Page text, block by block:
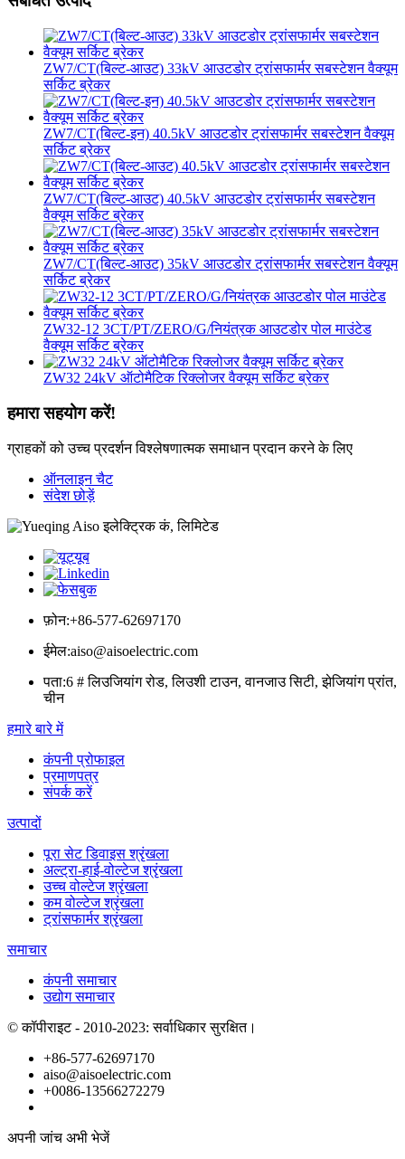
ZW7/CT(बिल्ट-आउट) 33kV आउटडोर ट्रांसफार्मर सबस्टेशन वैक्यूम
सर्किट ब्रेकर
ZW7/CT(बिल्ट-इन) 40.5kV आउटडोर ट्रांसफार्मर सबस्टेशन वैक्यूम
सर्किट ब्रेकर
ZW7/CT(बिल्ट-आउट) 40.5kV आउटडोर ट्रांसफार्मर सबस्टेशन
वैक्यूम सर्किट ब्रेकर
ZW7/CT(बिल्ट-आउट) 35kV आउटडोर ट्रांसफार्मर सबस्टेशन वैक्यूम
सर्किट ब्रेकर
ZW32-12 3CT/PT/ZERO/G/नियंत्रक आउटडोर पोल माउंटेड
वैक्यूम सर्किट ब्रेकर
ZW32 24kV ऑटोमैटिक रिक्लोजर वैक्यूम सर्किट ब्रेकर
हमारा सहयोग करें!
ग्राहकों को उच्च प्रदर्शन विश्लेषणात्मक समाधान प्रदान करने के लिए
ऑनलाइन चैट
संदेश छोड़ें
फ़ोन:+86-577-62697170
ईमेल:aiso@aisoelectric.com
पता:6 # लिउजियांग रोड, लिउशी टाउन, वानजाउ सिटी, झेजियांग प्रांत,
चीन
हमारे बारे में
कंपनी प्रोफाइल
प्रमाणपत्र
संपर्क करें
उत्पादों
पूरा सेट डिवाइस श्रृंखला
अल्ट्रा-हाई-वोल्टेज श्रृंखला
उच्च वोल्टेज श्रृंखला
कम वोल्टेज श्रृंखला
ट्रांसफार्मर श्रृंखला
समाचार
कंपनी समाचार
उद्योग समाचार
© कॉपीराइट - 2010-2023: सर्वाधिकार सुरक्षित।
+86-577-62697170
aiso@aisoelectric.com
+0086-13566272279
अपनी जांच अभी भेजें